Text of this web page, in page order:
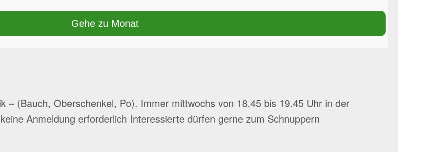
Gehe zu Monat
– (Bauch, Oberschenkel, Po). Immer mittwochs von 18.45 bis 19.45 Uhr in der
Anmeldung erforderlich Interessierte dürfen gerne zum Schnuppern